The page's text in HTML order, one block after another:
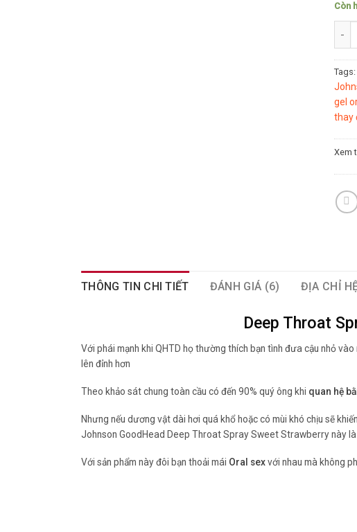
Còn
Số
Tags:
gel
thay
Xem
THÔNG TIN CHI TIẾT ĐÁNH GIÁ (6) ĐỊA CHỈ
Deep Throat
Với phái mạnh khi QHTD họ thường thích bạn tình đưa cậu nhỏ
lên đỉnh hơn
Theo khảo sát chung toàn cầu có đến 90% quý ông khi quan hệ
Nhưng nếu dương vật dài hơi quá khổ hoặc có mùi khó chịu sẽ
Johnson GoodHead Deep Throat Spray Sweet Strawberry này
Với sản phẩm này đôi bạn thoải mái Oral sexvới nhau mà không